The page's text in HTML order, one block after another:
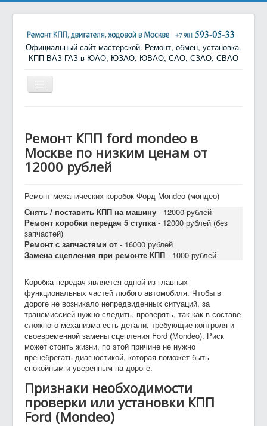
Официальный сайт мастерской. Ремонт, обмен, установка.
КПП ВАЗ ГАЗ в ЮАО, ЮЗАО, ЮВАО, САО, СЗАО, СВАО
Включить/
выключить
Ремонт КПП ford mondeo в
Москве по низким ценам от
12000 рублей
Ремонт механических коробок Форд Mondeo (мондео)
Снять / поставить КПП на машину - 12000 рублей
Ремонт коробки передач 5 ступка - 12000 рублей (без
запчастей)
Ремонт с запчастями от - 16000 рублей
Замена сцепления при ремонте КПП - 1000 рублей
Коробка передач является одной из главных
функциональных частей любого автомобиля. Чтобы в
дороге не возникало непредвиденных ситуаций, за
трансмиссией нужно следить, проверять, так как в составе
сложного механизма есть детали, требующие контроля и
своевременной замены сцепления Ford (Mondeo). Риск
может стоить жизни, по этой причине не нужно
пренебрегать диагностикой, которая поможет быть
спокойным и уверенным на дороге.
Признаки необходимости
проверки или установки КПП
Ford (Mondeo)